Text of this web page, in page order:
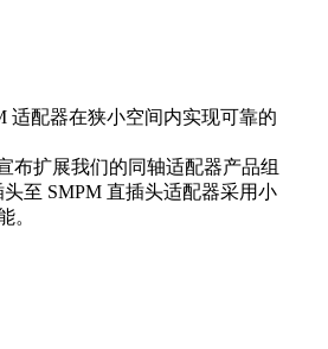
适配器在狭小空间内实现可靠的
布扩展我们的同轴适配器产品组
至 SMPM 直插头适配器采用小
。